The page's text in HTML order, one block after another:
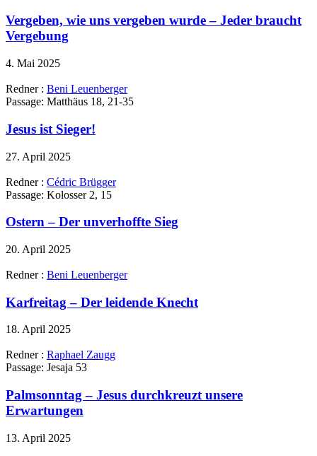
Vergeben, wie uns vergeben wurde – Jeder braucht
Vergebung
4. Mai 2025
Redner : Beni Leuenberger
Passage: Matthäus 18, 21-35
Jesus ist Sieger!
27. April 2025
Redner : Cédric Brügger
Passage: Kolosser 2, 15
Ostern – Der unverhoffte Sieg
20. April 2025
Redner : Beni Leuenberger
Karfreitag – Der leidende Knecht
18. April 2025
Redner : Raphael Zaugg
Passage: Jesaja 53
Palmsonntag – Jesus durchkreuzt unsere
Erwartungen
13. April 2025